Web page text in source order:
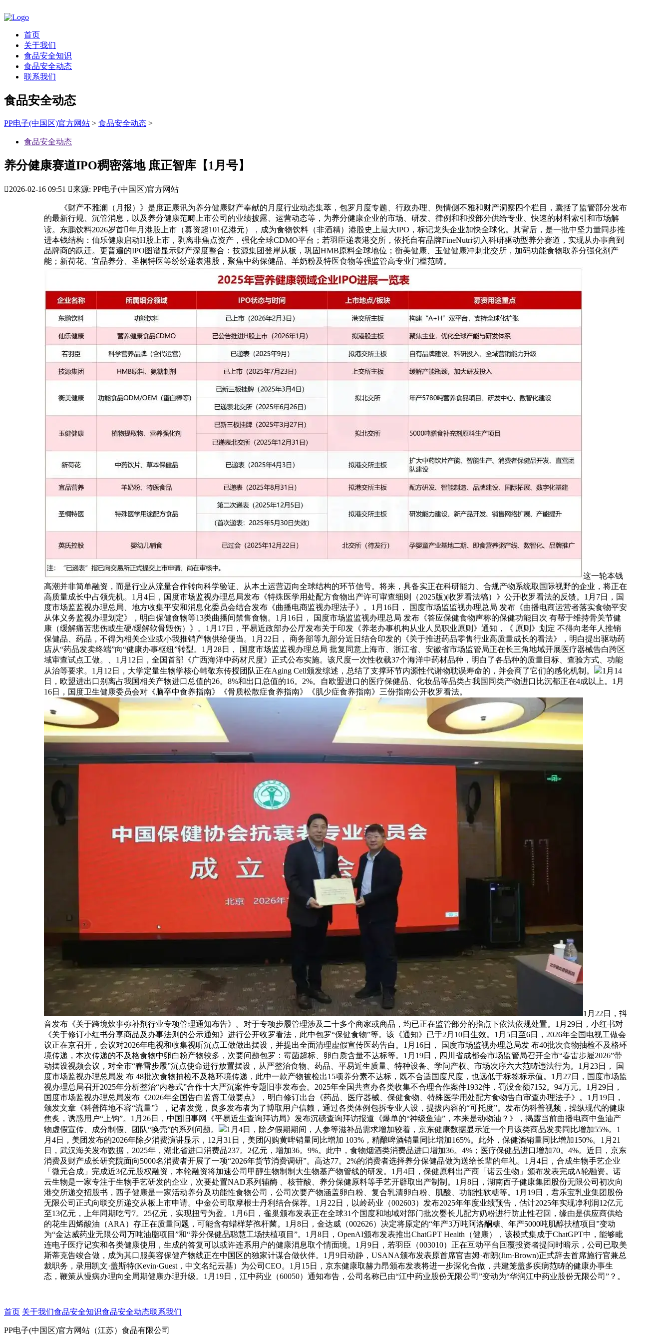
首页
关于我们
食品安全知识
食品安全动态
联系我们
食品安全动态
PP电子(中国区)官方网站 > 食品安全动态 >
食品安全动态
养分健康赛道IPO稠密落地 庶正智库【1月号】
2026-02-16 09:51 来源: PP电子(中国区)官方网站
《财产不雅澜（月报）》是庶正康讯为养分健康财产奉献的月度行业动态集萃，包罗月度专题、行政办理、舆情侧不雅和财产洞察四个栏目，囊括了监管部分发布
的最新行规、沉管消息，以及养分健康范畴上市公司的业绩披露、运营动态等，为养分健康企业的市场、研发、律例和和投部分供给专业、快速的材料索引和市场解
读。东鹏饮料2026岁首年月港股上市（募资超101亿港元），成为食物饮料（非酒精）港股史上最大IPO，标记龙头企业加快全球化。其背后，是一批中坚力量同步推
进本钱结构：仙乐健康启动H股上市，剥离非焦点资产，强化全球CDMO平台；若羽臣递表港交所，依托自有品牌FineNutri切入科研驱动型养分赛道，实现从办事商到
品牌商的跃迁。更普遍的IPO图谱显示财产深度整合：技源集团登岸从板，巩固HMB原料全球地位；衡美健康、玉健健康冲刺北交所，加码功能食物取养分强化剂产
能；新荷花、宜品养分、圣桐特医等纷纷递表港股，聚焦中药保健品、羊奶粉及特医食物等强监管高专业门槛范畴。
这一轮本钱
高潮并非简单融资，而是行业从流量合作转向科学验证、从本土运营迈向全球结构的环节信号。将来，具备实正在科研能力、合规产物系统取国际视野的企业，将正在
高质量成长中占领先机。1月4日，国度市场监视办理总局发布《特殊医学用处配方食物出产许可审查细则（2025版)(收罗看法稿）》公开收罗看法的反馈。1月7日，国
度市场监监视办理总局、地方收集平安和消息化委员会结合发布《曲播电商监视办理法子》。1月16日， 国度市场监监视办理总局 发布《曲播电商运营者落实食物平安
从体义务监视办理划定》，明白保健食物等13类曲播间禁售食物。1月16日， 国度市场监监视办理总局 发布《答应保健食物声称的保健功能目次 有帮于维持骨关节健
康（缓解痛苦悲伤或生硬/缓解软骨毁伤）》。1月17日，平易近政部办公厅发布关于印发《养老办事机构从业人员职业原则》通知，《 原则》划定 不得向老年人推销
保健品、药品，不得为相关企业或小我推销产物供给便当。1月22日， 商务部等九部分近日结合印发的《关于推进药品零售行业高质量成长的看法》，明白提出驱动药
店从“药品发卖终端”向“健康办事枢纽”转型。1月28日， 国度市场监监视办理总局 批复同意上海市、浙江省、安徽省市场监管局正在长三角地域开展医疗器械告白跨区
域审查试点工做。、1月12日，全国首部《广西海洋中药材尺度》正式公布实施。该尺度一次性收载37个海洋中药材品种，明白了各品种的质量目标、查验方式、功能
从治等要求。1月12日，大学定量生物学核心韩敬东传授团队正在Aging Cell颁发综述，总结了支撑环节内源性代谢物耽误寿命的，并会商了它们的感化机制。
1月14
日，欧盟进出口别离占我国相关产物进口总值的26。8%和出口总值的16。2%。自欧盟进口的医疗保健品、化妆品等品类占我国同类产物进口比沉都正在4成以上。1月
16日，国度卫生健康委员会对《脑卒中食养指南》《骨质松散症食养指南》《肌少症食养指南》三份指南公开收罗看法。
1月22日，抖
音发布《关于跨境炊事弥补剂行业专项管理通知布告》。对于专项步履管理涉及二十多个商家或商品，均已正在监管部分的指点下依法依规处置。1月29日，小红书对
《关于修订小红书分享商品及办事法则的公示通知》进行公开收罗看法，此中包罗“保健食物”等。该《通知》已于2月10日生效。1月5日至6日，2026年全国电视工做会
议正在京召开，会议对2026年电视和收集视听沉点工做做出摆设，并提出全面清理虚假宣传医药告白。1月16日， 国度市场监视办理总局发 布40批次食物抽检不及格环
境传递，本次传递的不及格食物中卵白粉产物较多，次要问题包罗：霉菌超标、卵白质含量不达标等。1月19日，四川省成都会市场监管局召开全市“春雷步履2026”带
动摆设视频会议，对全市“春雷步履”沉点使命进行放置摆设，从严整治食物、药品、平易近生质量、特种设备、学问产权、市场次序六大范畴违法行为。1月23日， 国
度市场监视办理总局发 布 48批次食物抽检不及格环境传递，此中一款产物被检出15项养分素不达标，既不合适国度尺度，也远低于标签标示值。1月27日，国度市场监
视办理总局召开2025年分析整治“内卷式”合作十大严沉案件专题旧事发布会。2025年全国共查办各类收集不合理合作案件1932件，罚没金额7152。94万元。1月29日，
国度市场监视办理总局发布《2026年全国告白监督工做要点》，明白修订出台《药品、医疗器械、保健食物、特殊医学用处配方食物告白审查办理法子》。1月19日，
颁发文章《科普阵地不容“流量”》，记者发觉，良多发布者为了博取用户信赖，通过各类体例包拆专业人设，提拔内容的“可托度”。发布伪科普视频，操纵现代的健康
焦炙，诱惑用户“上钩”。1月26日，中国旧事网《平易近生查询拜访局》发布沉磅查询拜访报道《爆单的“神级鱼油”，本来是动物油？》，揭露当前曲播电商中鱼油产
物虚假宣传、成分制假、团队“换壳”的系列问题。
1月4日，除夕假期期间，人参等滋补品需求增加较着，京东健康数据显示近一个月该类商品发卖同比增加55%。1
月4日，美团发布的2026年除夕消费演讲显示，12月31日，美团闪购黄啤销量同比增加 103%，精酿啤酒销量同比增加165%。此外，保健酒销量同比增加150%。1月21
日，武汉海关发布数据，2025年，湖北省进口消费品237。2亿元，增加36。9%。此中，食物烟酒类消费品进口增加36。4%；医疗保健品进口增加70。4%。近日，京东
消费及财产成长研究院面向5000名消费者开展了一项“2026年货节消费调研”。高达77。2%的消费者选择养分保健品做为送给长辈的年礼。1月4日，合成生物手艺企业
「微元合成」完成近3亿元股权融资，本轮融资将加速公司甲醇生物制制大生物基产物管线的研发。1月4日，保健原料出产商「诺云生物」颁布发表完成A轮融资。诺
云生物是一家专注于生物手艺研发的企业，次要处置NAD系列辅酶 、核苷酸、养分保健原料等手艺开辟取出产制制。1月8日，湖南西子健康集团股份无限公司初次向
港交所递交招股书，西子健康是一家活动养分及功能性食物公司，公司次要产物涵盖卵白粉、复合乳清卵白粉、肌酸、功能性软糖等。1月19日，君乐宝乳业集团股份
无限公司正式向联交所递交从板上市申请。中金公司取摩根士丹利结合保荐。1月22日，以岭药业（002603）发布2025年年度业绩预告，估计2025年实现净利润12亿元
至13亿元，上年同期吃亏7。25亿元，实现扭亏为盈。1月6日，雀巢颁布发表正在全球31个国度和地域对部门批次婴长儿配方奶粉进行防止性召回，缘由是供应商供给
的花生四烯酸油（ARA）存正在质量问题，可能含有蜡样芽孢杆菌。1月8日，金达威（002626）决定将原定的“年产3万吨阿洛酮糖、年产5000吨肌醇扶植项目”变动
为“金达威药业无限公司万吨油脂项目”和“养分保健品聪慧工场扶植项目”。1月8日，OpenAI颁布发表推出ChatGPT Health（健康），该模式集成于ChatGPT中，能够毗
连电子医疗记实和各类健康使用，生成的答复可以或许连系用户的健康消息取个情面境。1月9日，若羽臣（003010）正在互动平台回覆投资者提问时暗示，公司已取美
斯蒂克告竣合做，成为其口服美容保健产物线正在中国区的独家计谋合做伙伴。1月9日动静，USANA颁布发表原首席官吉姆·布朗(Jim·Brown)正式辞去首席施行官兼总
裁职务，录用凯文·盖斯特(Kevin·Guest，中文名纪云基）为公司CEO。1月15日，京东健康取赫力昂颁布发表将进一步深化合做，共建笼盖多疾病范畴的健康办事生
态，鞭策从慢病办理向全周期健康办理升级。1月19日，江中药业（60050）通知布告，公司名称已由“江中药业股份无限公司”变动为“华润江中药业股份无限公司”？。
首页 关于我们食品安全知识食品安全动态联系我们
PP电子(中国区)官方网站（江苏）食品有限公司